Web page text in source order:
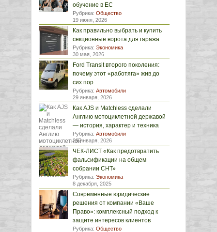
обучение в ЕС
Рубрика: Общество
19 июня, 2026
Как правильно выбрать и купить
секционные ворота для гаража
Рубрика: Экономика
30 мая, 2026
Ford Transit второго поколения:
почему этот «работяга» жив до
сих пор
Рубрика: Автомобили
29 января, 2026
Как AJS и Matchless сделали
Англию мотоциклетной державой
— история, характер и техника
Рубрика: Автомобили
29 января, 2026
ЧЕК-ЛИСТ «Как предотвратить
фальсификации на общем
собрании СНТ»
Рубрика: Экономика
8 декабря, 2025
Современные юридические
решения от компании «Ваше
Право»: комплексный подход к
защите интересов клиентов
Рубрика: Общество